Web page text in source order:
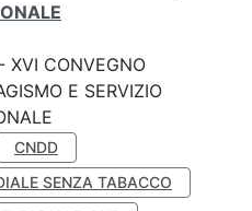
XVI CONVEGNO
E SERVIZIO
CNDD
SENZA TABACCO